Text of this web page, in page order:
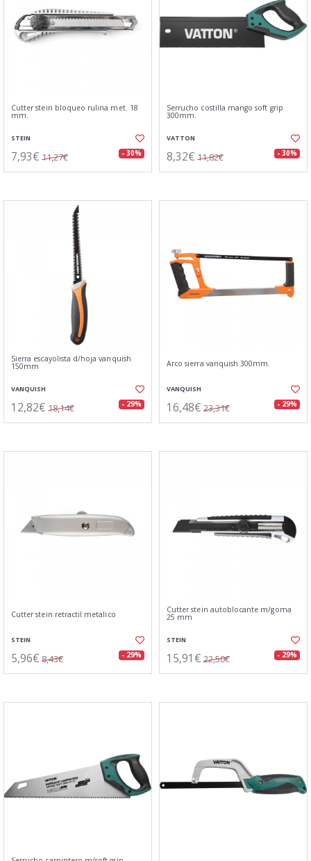
Cutter stein bloqueo rulina met. 18
mm.
STEIN
7,93€ 11,27€ - 30%
Serrucho costilla mango soft grip
300mm.
VATTON
8,32€ 11,82€ - 30%
Sierra escayolista d/hoja vanquish
150mm
VANQUISH
12,82€ 18,14€ - 29%
Arco sierra vanquish 300mm.
VANQUISH
16,48€ 23,31€ - 29%
Cutter stein retractil metalico
STEIN
5,96€ 8,43€ - 29%
Cutter stein autoblocante m/goma
25 mm
STEIN
15,91€ 22,50€ - 29%